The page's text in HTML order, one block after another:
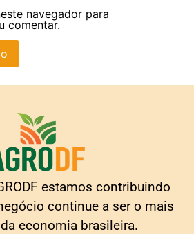
navegador para
comentar.
estamos contribuindo
continue a ser o mais
economia brasileira.